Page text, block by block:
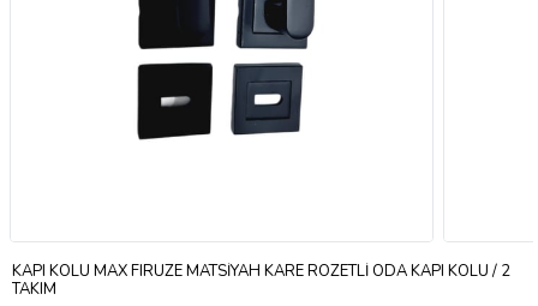
KAPI KOLU MAX FIRUZE MATSİYAH KARE ROZETLİ ODA KAPI KOLU / 2
TAKIM